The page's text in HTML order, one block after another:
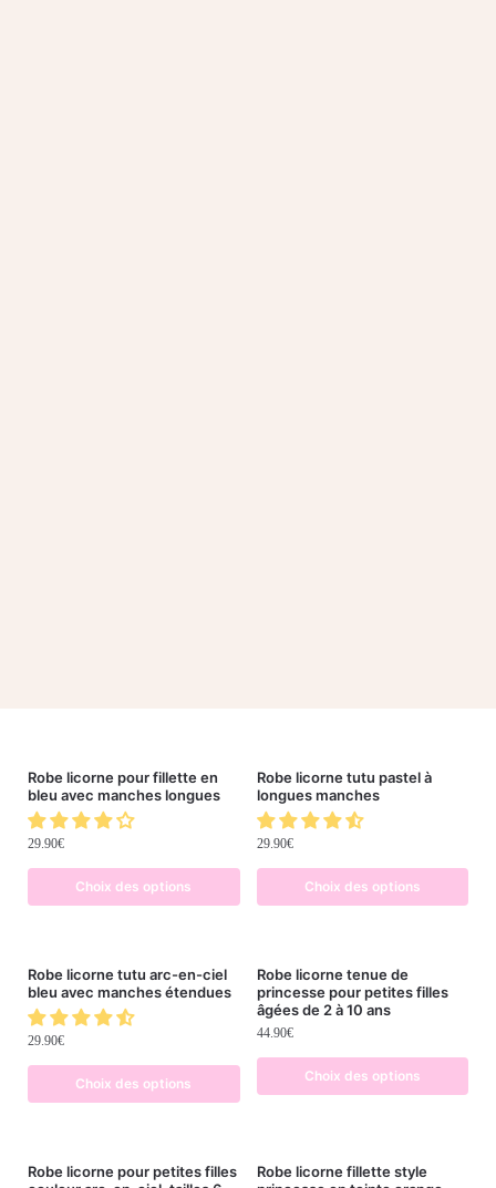
Robe licorne pour fillette en
bleu avec manches longues
29.90€
Choix des options
Robe licorne tutu pastel à
longues manches
29.90€
Choix des options
Robe licorne tutu arc-en-ciel
bleu avec manches étendues
29.90€
Choix des options
Robe licorne tenue de
princesse pour petites filles
âgées de 2 à 10 ans
44.90€
Choix des options
Robe licorne pour petites filles
Robe licorne fillette style